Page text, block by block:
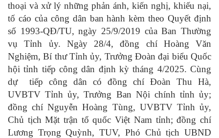
thoại và xử lý những phản ánh, kiến nghị, khiếu nại,
tố cáo của công dân ban hành kèm theo Quyết định
số 1993-QĐ/TU, ngày 25/9/2019 của Ban Thường
vụ Tỉnh ủy. Ngày 28/4, đồng chí Hoàng Văn
Nghiệm, Bí thư Tỉnh ủy, Trưởng Đoàn đại biểu Quốc
hội tỉnh tiếp công dân định kỳ tháng 4/2025. Cùng
dự tiếp công dân có đồng chí Đoàn Thu Hà,
UVBTV Tỉnh ủy, Trưởng Ban Nội chính tỉnh ủy;
đồng chí Nguyễn Hoàng Tùng, UVBTV Tỉnh ủy,
Chủ tịch Mặt trận tổ quốc Việt Nam tỉnh; đồng chí
Lương Trọng Quỳnh, TUV, Phó Chủ tịch UBND